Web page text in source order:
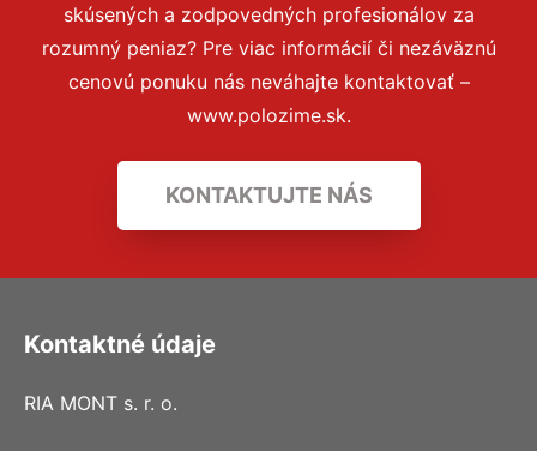
skúsených a zodpovedných profesionálov za
rozumný peniaz? Pre viac informácií či nezáväznú
cenovú ponuku nás neváhajte kontaktovať –
www.polozime.sk.
KONTAKTUJTE NÁS
Kontaktné údaje
RIA MONT s. r. o.